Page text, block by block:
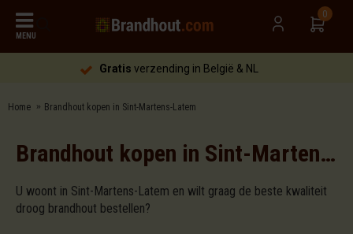
MENU
0
Gratis verzending in België & NL
Home Brandhout kopen in Sint-Martens-Latem
Brandhout kopen in Sint-Martens-Latem
U woont in Sint-Martens-Latem en wilt graag de beste kwaliteit
droog brandhout bestellen?